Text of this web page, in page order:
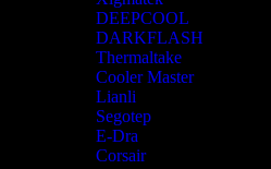
DEEPCOOL
DARKFLASH
Thermaltake
Cooler Master
Lianli
Segotep
E-Dra
Corsair